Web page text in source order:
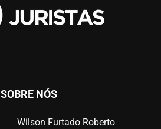
SOBRE NÓS
Wilson Furtado Roberto